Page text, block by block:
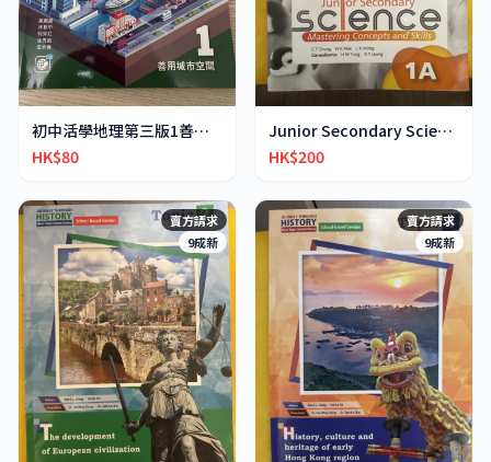
初中活學地理第三版1善用城市空間
HK$80
Junior Secondary Science 1A 1B
HK$200
賣方請求
9成新
賣方請求
9成新